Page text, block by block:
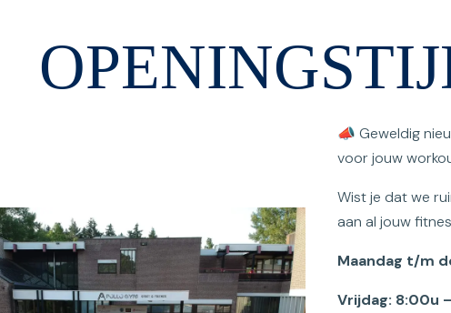
📣 Geweldig
voor jouw
Wist je dat we
aan al jouw
Maandag t/m
Vrijdag: 8:00u